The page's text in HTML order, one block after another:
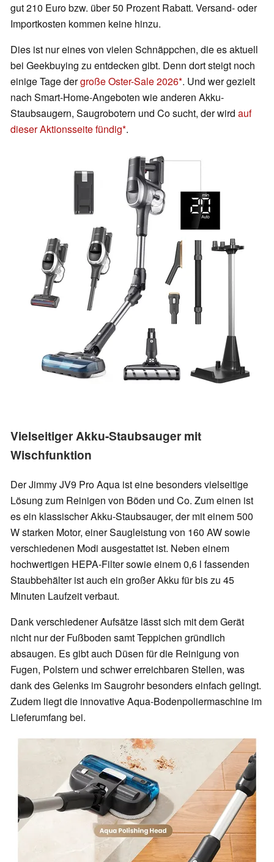
gut 210 Euro bzw. über 50 Prozent Rabatt. Versand- oder
Importkosten kommen keine hinzu.
Dies ist nur eines von vielen Schnäppchen, die es aktuell
bei Geekbuying zu entdecken gibt. Denn dort steigt noch
einige Tage dergroße Oster-Sale 2026 . Und wer gezielt
nach Smart-Home-Angeboten wie anderen Akku-
Staubsaugern, Saugrobotern und Co sucht, der wird auf
dieser Aktionsseite fündig .
Vielseitiger Akku-Staubsauger mit
Wischfunktion
Der Jimmy JV9 Pro Aqua ist eine besonders vielseitige
Lösung zum Reinigen von Böden und Co. Zum einen ist
es ein klassischer Akku-Staubsauger, der mit einem 500
W starken Motor, einer Saugleistung von 160 AW sowie
verschiedenen Modi ausgestattet ist. Neben einem
hochwertigen HEPA-Filter sowie einem 0,6 l fassenden
Staubbehälter ist auch ein großer Akku für bis zu 45
Minuten Laufzeit verbaut.
Dank verschiedener Aufsätze lässt sich mit dem Gerät
nicht nur der Fußboden samt Teppichen gründlich
absaugen. Es gibt auch Düsen für die Reinigung von
Fugen, Polstern und schwer erreichbaren Stellen, was
dank des Gelenks im Saugrohr besonders einfach gelingt.
Zudem liegt die innovative Aqua-Bodenpoliermaschine im
Lieferumfang bei.